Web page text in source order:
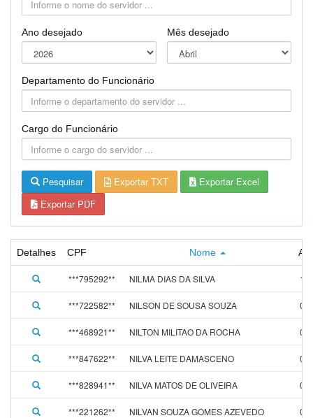
Ano desejado Mês desejado
Departamento do Funcionário
Cargo do Funcionário
Pesquisar Exportar TXT
Exportar Excel
Exportar PDF
Detalhes CPF Nome
***795292** NILMA DIAS DA SILVA
***722582** NILSON DE SOUSA SOUZA
***468921** NILTON MILITAO DA ROCHA
***847622** NILVA LEITE DAMASCENO
***828941** NILVA MATOS DE OLIVEIRA
***221262** NILVAN SOUZA GOMES AZEVEDO